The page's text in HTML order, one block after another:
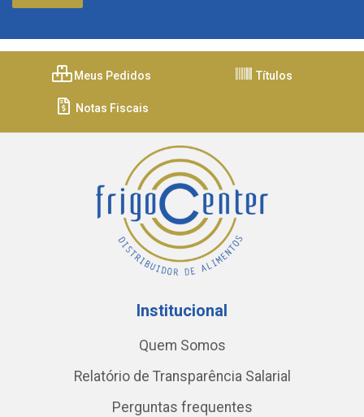
Meus Pedidos Títulos
Notas Fiscais
Institucional
Quem Somos
Relatório de Transparência Salarial
Perguntas frequentes